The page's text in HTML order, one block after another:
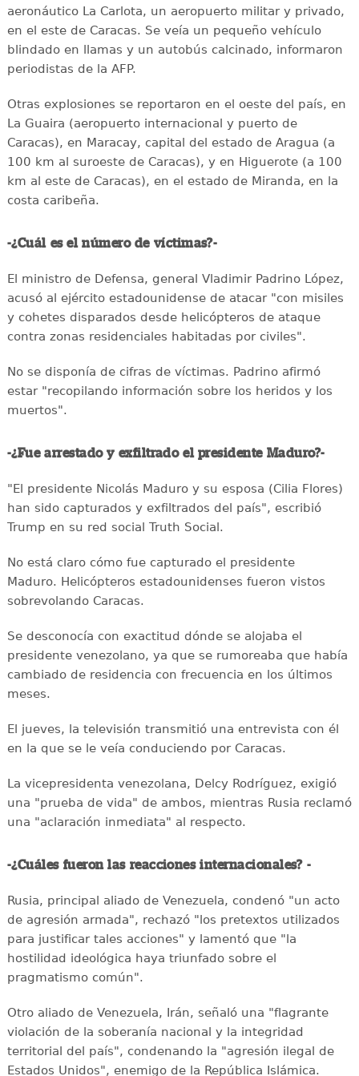
aeronáutico La Carlota, un aeropuerto militar y privado,
en el este de Caracas. Se veía un pequeño vehículo
blindado en llamas y un autobús calcinado, informaron
periodistas de la AFP.
Otras explosiones se reportaron en el oeste del país, en
La Guaira (aeropuerto internacional y puerto de
Caracas), en Maracay, capital del estado de Aragua (a
100 km al suroeste de Caracas), y en Higuerote (a 100
km al este de Caracas), en el estado de Miranda, en la
costa caribeña.
-¿Cuál es el número de víctimas?-
El ministro de Defensa, general Vladimir Padrino López,
acusó al ejército estadounidense de atacar "con misiles
y cohetes disparados desde helicópteros de ataque
contra zonas residenciales habitadas por civiles".
No se disponía de cifras de víctimas. Padrino afirmó
estar "recopilando información sobre los heridos y los
muertos".
-¿Fue arrestado y exfiltrado el presidente Maduro?-
"El presidente Nicolás Maduro y su esposa (Cilia Flores)
han sido capturados y exfiltrados del país", escribió
Trump en su red social Truth Social.
No está claro cómo fue capturado el presidente
Maduro. Helicópteros estadounidenses fueron vistos
sobrevolando Caracas.
Se desconocía con exactitud dónde se alojaba el
presidente venezolano, ya que se rumoreaba que había
cambiado de residencia con frecuencia en los últimos
meses.
El jueves, la televisión transmitió una entrevista con él
en la que se le veía conduciendo por Caracas.
La vicepresidenta venezolana, Delcy Rodríguez, exigió
una "prueba de vida" de ambos, mientras Rusia reclamó
una "aclaración inmediata" al respecto.
-¿Cuáles fueron las reacciones internacionales? -
Rusia, principal aliado de Venezuela, condenó "un acto
de agresión armada", rechazó "los pretextos utilizados
para justificar tales acciones" y lamentó que "la
hostilidad ideológica haya triunfado sobre el
pragmatismo común".
Otro aliado de Venezuela, Irán, señaló una "flagrante
violación de la soberanía nacional y la integridad
territorial del país", condenando la "agresión ilegal de
Estados Unidos", enemigo de la República Islámica.